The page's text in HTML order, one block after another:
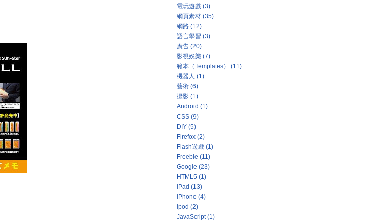
電玩遊戲 (3)
網頁素材 (35)
網路 (12)
語言學習 (3)
廣告 (20)
影視娛樂 (7)
範本（Templates）
(11)
機器人 (1)
藝術 (6)
攝影 (1)
Android (1)
CSS (9)
DIY (5)
Firefox (2)
Flash遊戲 (1)
Freebie (11)
Google (23)
HTML5 (1)
iPad (13)
iPhone (4)
ipod (2)
JavaScript (1)